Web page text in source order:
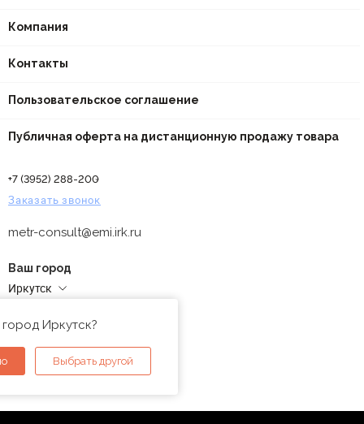
Компания
Контакты
Пользовательское соглашение
Публичная оферта на дистанционную продажу товара
+7 (3952) 288-200
Заказать звонок
metr-consult@emi.irk.ru
Ваш город
Иркутск
Иркутск?
Выбрать другой